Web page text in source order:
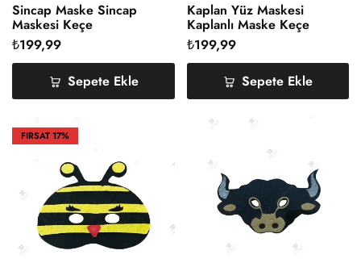
Sincap Maske Sincap
Maskesi Keçe
₺199,99
Sepete Ekle
Kaplan Yüz Maskesi
Kaplanlı Maske Keçe
₺199,99
Sepete Ekle
FIRSAT17%